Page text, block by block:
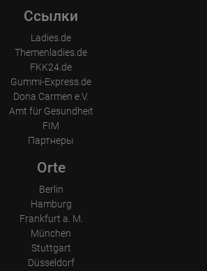
Ссылки
Ladies.de
Themenladies.de
FKK24.de
Gummi-Express.de
Dona Carmen e.V.
Amt für Gesundheit
FIM
Партнеры
Orte
Berlin
Hamburg
Frankfurt a. M.
München
Stuttgart
Düsseldorf